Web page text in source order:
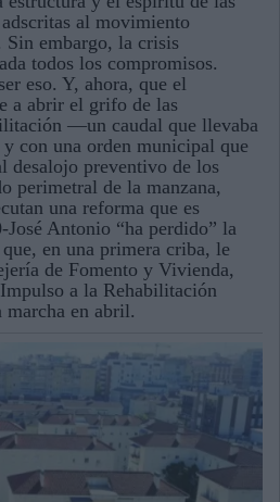
al movimiento
embargo, la crisis
todos los compromisos.
eso. Y, ahora, que el
a abrir el grifo de las
—un caudal que llevaba
con una orden municipal que
desalojo preventivo de los
perimetral de la manzana,
una reforma que es
Antonio “ha perdido” la
en una primera criba, le
de Fomento y Vivienda,
a la Rehabilitación
en abril.